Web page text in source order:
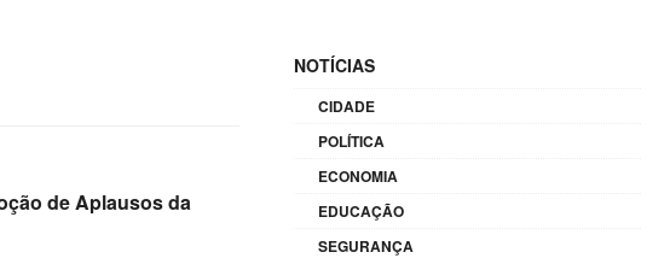
de Aplausos da
NOTÍCIAS
CIDADE
POLÍTICA
ECONOMIA
EDUCAÇÃO
SEGURANÇA